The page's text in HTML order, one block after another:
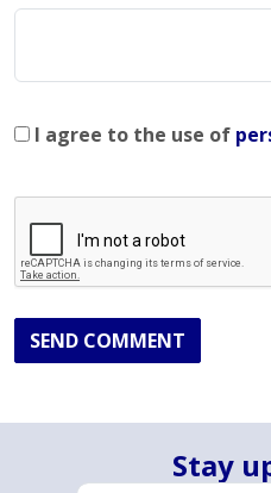
I agree to the use of
SEND COMMENT
Stay